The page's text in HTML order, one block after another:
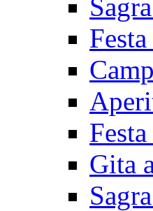
Gita